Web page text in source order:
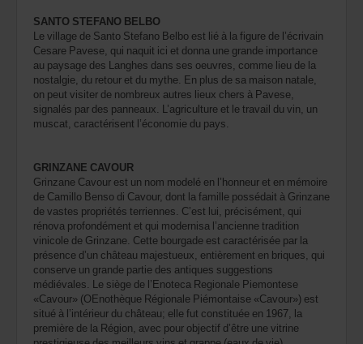
SANTO STEFANO BELBO
Le village de Santo Stefano Belbo est lié à la figure de l’écrivain
Cesare Pavese, qui naquit ici et donna une grande importance
au paysage des Langhes dans ses oeuvres, comme lieu de la
nostalgie, du retour et du mythe. En plus de sa maison natale,
on peut visiter de nombreux autres lieux chers à Pavese,
signalés par des panneaux. L’agriculture et le travail du vin, un
muscat, caractérisent l’économie du pays.
GRINZANE CAVOUR
Grinzane Cavour est un nom modelé en l’honneur et en mémoire
de Camillo Benso di Cavour, dont la famille possédait à Grinzane
de vastes propriétés terriennes. C’est lui, précisément, qui
rénova profondément et qui modernisa l’ancienne tradition
vinicole de Grinzane. Cette bourgade est caractérisée par la
présence d’un château majestueux, entièrement en briques, qui
conserve un grande partie des antiques suggestions
médiévales. Le siège de l’Enoteca Regionale Piemontese
«Cavour» (OEnothèque Régionale Piémontaise «Cavour») est
situé à l’intérieur du château; elle fut constituée en 1967, la
première de la Région, avec pour objectif d’être une vitrine